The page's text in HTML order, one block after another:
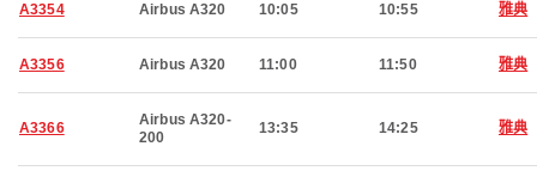
A3354 Airbus A320 10:05 10:55 雅典
A3356 Airbus A320 11:00 11:50 雅典
A3366
Airbus A320-
200
13:35 14:25 雅典